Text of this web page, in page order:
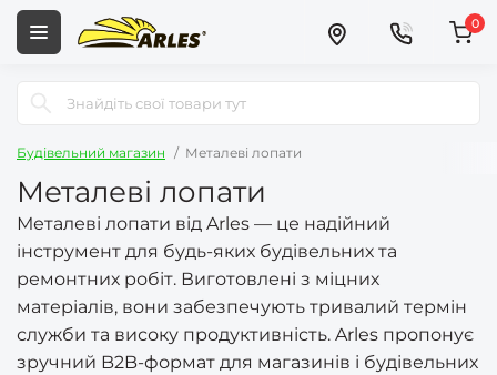
0
Будівельний магазин Металеві лопати
Металеві лопати
Металеві лопати від Arles — це надійний
інструмент для будь-яких будівельних та
ремонтних робіт. Виготовлені з міцних
матеріалів, вони забезпечують тривалий термін
служби та високу продуктивність. Arles пропонує
зручний B2B-формат для магазинів і будівельних